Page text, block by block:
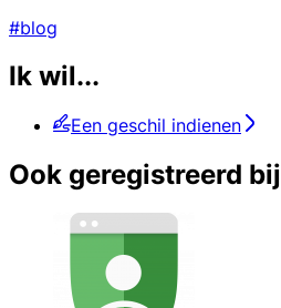
#blog
Ik wil...
Een geschil indienen
Ook geregistreerd bij